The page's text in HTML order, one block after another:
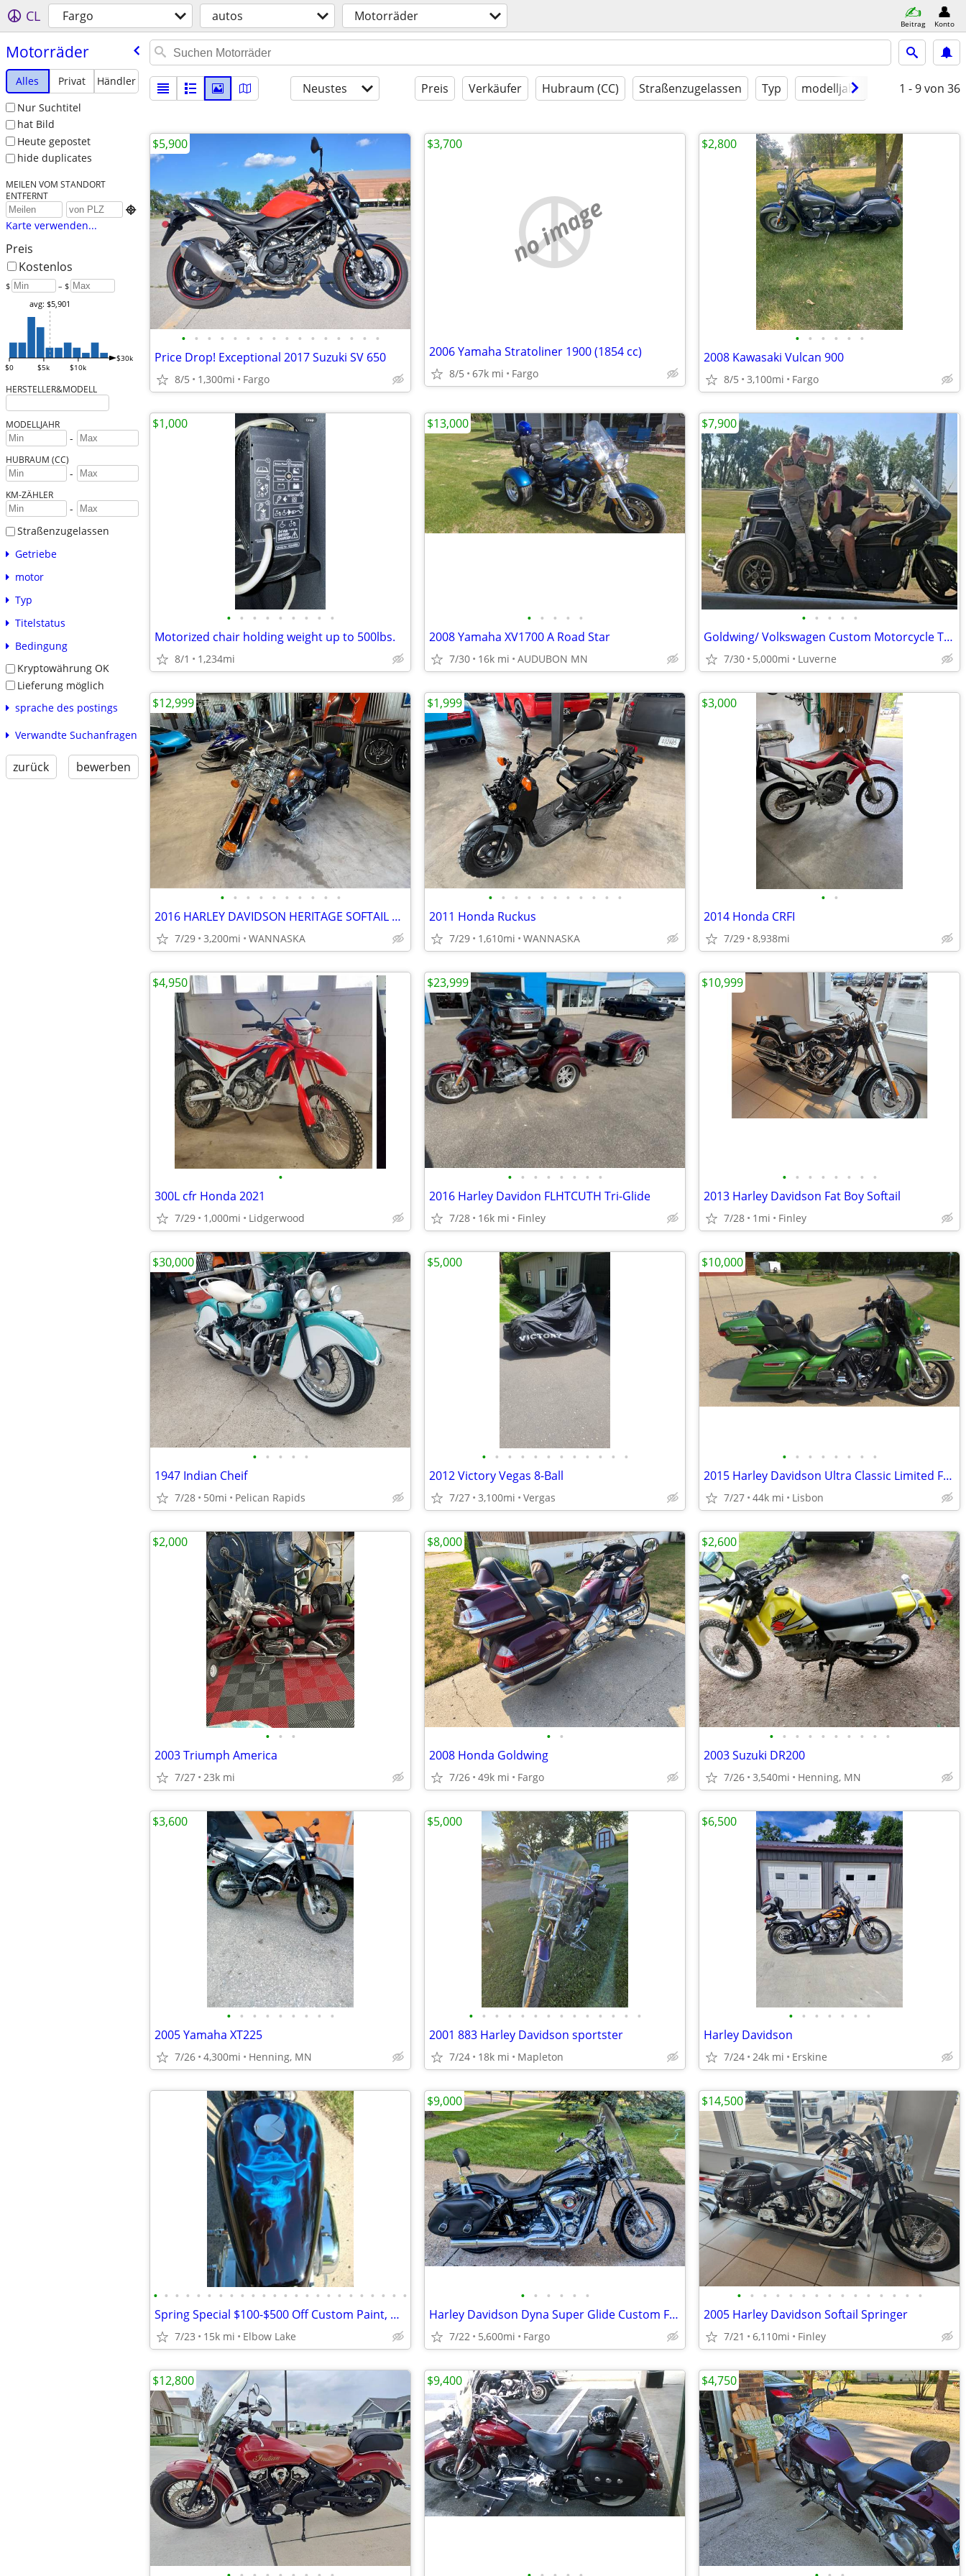
CL Fargo autos Motorräder Beitrag Konto
Motorräder
Alles Privat
Händler
Nur Suchtitel
hat Bild
Heute gepostet
hide duplicates
MEILEN VOM STANDORT
ENTFERNT

Karte verwenden...
Preis
Kostenlos
$ – $
$0 $5k $10k
$30k
avg: $5,901
HERSTELLER&MODELL
MODELLJAHR
-
HUBRAUM (CC)
-
KM-ZÄHLER
-
Straßenzugelassen
Getriebe
motor
Typ
Titelstatus
Bedingung
Kryptowährung OK
Lieferung möglich
sprache des postings
Verwandte Suchanfragen
zurück bewerben
Neustes Preis Verkäufer Hubraum (CC) Straßenzugelassen Typ modelljahr Bedingung
1 - 9von 36
• • • • • • • • • • • • • • • •
Price Drop! Exceptional 2017 Suzuki SV 650
8/5 1,300mi Fargo
$5,900
no image
2006 Yamaha Stratoliner 1900 (1854 cc)
8/5 67k mi Fargo
$3,700
• • • • • •
2008 Kawasaki Vulcan 900
8/5 3,100mi Fargo
$2,800
• • • • • • • • •
Motorized chair holding weight up to 500lbs.
8/1 1,234mi
$1,000
• • • • •
2008 Yamaha XV1700 A Road Star
7/30 16k mi AUDUBON MN
$13,000
• • • • •
Goldwing/ Volkswagen Custom Motorcycle Trike
7/30 5,000mi Luverne
$7,900
• • • • • • • • • •
2016 HARLEY DAVIDSON HERITAGE SOFTAIL CLASSIC 103CI
7/29 3,200mi WANNASKA
$12,999
• • • • • • • • • • •
2011 Honda Ruckus
7/29 1,610mi WANNASKA
$1,999
• •
2014 Honda CRFI
7/29 8,938mi
$3,000
•
300L cfr Honda 2021
7/29 1,000mi Lidgerwood
$4,950
• • • • • • • •
2016 Harley Davidon FLHTCUTH Tri-Glide
7/28 16k mi Finley
$23,999
• • • • • • • •
2013 Harley Davidson Fat Boy Softail
7/28 1mi Finley
$10,999
• • • • •
1947 Indian Cheif
7/28 50mi Pelican Rapids
$30,000
• • • • • • • • • • • •
2012 Victory Vegas 8-Ball
7/27 3,100mi Vergas
$5,000
• • • • • • • •
2015 Harley Davidson Ultra Classic Limited FLHTK
7/27 44k mi Lisbon
$10,000
• • •
2003 Triumph America
7/27 23k mi
$2,000
• •
2008 Honda Goldwing
7/26 49k mi Fargo
$8,000
• • • • • • • • • •
2003 Suzuki DR200
7/26 3,540mi Henning, MN
$2,600
• • • • • • • • •
2005 Yamaha XT225
7/26 4,300mi Henning, MN
$3,600
• • • • • • • • • • • • • •
2001 883 Harley Davidson sportster
7/24 18k mi Mapleton
$5,000
• • • • • • •
Harley Davidson
7/24 24k mi Erskine
$6,500
• • • • • • • • • • • • • • • • • • • • • • • •
Spring Special $100-$500 Off Custom Paint, Airbrushing, Stereo Upgrade
7/23 15k mi Elbow Lake
• • • • • •
Harley Davidson Dyna Super Glide Custom FXDC
7/22 5,600mi Fargo
$9,000
• • • • • • • • • • • • • • •
2005 Harley Davidson Softail Springer
7/21 6,110mi Finley
$14,500
$12,800 $9,400 $4,750